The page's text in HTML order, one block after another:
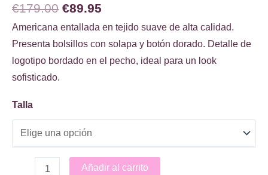
€179.00 El
precio
original
era:
€89.95
precio
actual
es:
Americana entallada en tejido suave de alta calidad.
Presenta bolsillos con solapa y botón dorado. Detalle de
logotipo bordado en el pecho, ideal para un look
sofisticado.
Talla
Americana
Añadir al carrito